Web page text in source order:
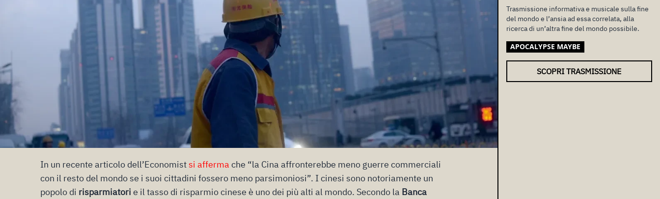
In un recente articolo dell’Economistsi afferma che “la Cina affronterebbe meno guerre commerciali
con il resto del mondo se i suoi cittadini fossero meno parsimoniosi”. I cinesi sono notoriamente un
popolo di risparmiatori e il tasso di risparmio cinese è uno dei più alti al mondo. Secondo la Banca
Trasmissione informativa e musicale sulla fine
del mondo e l’ansia ad essa correlata, alla
ricerca di un’altra fine del mondo possibile.
APOCALYPSE MAYBE
SCOPRI TRASMISSIONE